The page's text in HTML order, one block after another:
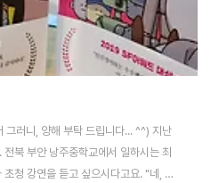
그러니, 양해 부탁 드립니다... ^^) 지난
북 부안 낭주중학교에서 일하시는 최
청 강연을 듣고 싶으시다고요. "네, 달